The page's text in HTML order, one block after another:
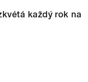
každý rok na